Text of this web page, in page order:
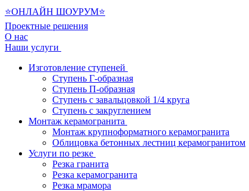
⭐ОНЛАЙН ШОУРУМ⭐
Проектные решения
О нас
Наши услуги
Изготовление ступеней
Ступень Г-образная
Ступень П-образная
Ступень с завальцовкой 1/4 круга
Ступень с закруглением
Монтаж керамогранита
Монтаж крупноформатного керамогранита
Облицовка бетонных лестниц керамогранитом
Услуги по резке
Резка гранита
Резка керамогранита
Резка мрамора